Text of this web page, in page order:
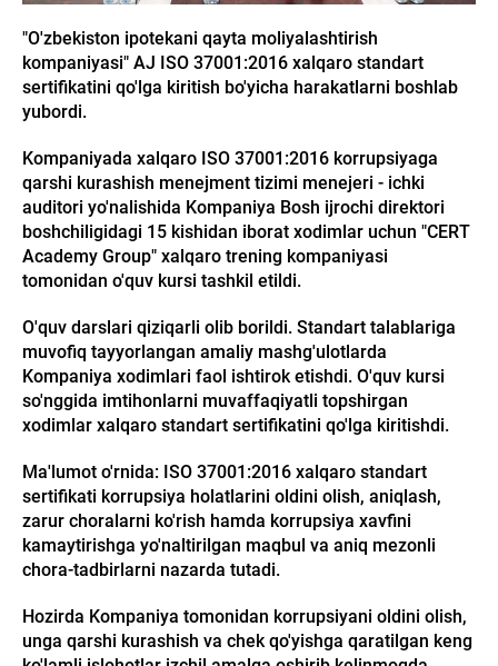
"O'zbekiston ipotekani qayta moliyalashtirish
kompaniyasi" AJ ISO 37001:2016 xalqaro standart
sertifikatini qo'lga kiritish bo'yicha harakatlarni boshlab
yubordi.
Kompaniyada xalqaro ISO 37001:2016 korrupsiyaga
qarshi kurashish menejment tizimi menejeri - ichki
auditori yo'nalishida Kompaniya Bosh ijrochi direktori
boshchiligidagi 15 kishidan iborat xodimlar uchun "CERT
Academy Group" xalqaro trening kompaniyasi
tomonidan o'quv kursi tashkil etildi.
O'quv darslari qiziqarli olib borildi. Standart talablariga
muvofiq tayyorlangan amaliy mashg'ulotlarda
Kompaniya xodimlari faol ishtirok etishdi. O'quv kursi
so'nggida imtihonlarni muvaffaqiyatli topshirgan
xodimlar xalqaro standart sertifikatini qo'lga kiritishdi.
Ma'lumot o'rnida: ISO 37001:2016 xalqaro standart
sertifikati korrupsiya holatlarini oldini olish, aniqlash,
zarur choralarni ko'rish hamda korrupsiya xavfini
kamaytirishga yo'naltirilgan maqbul va aniq mezonli
chora-tadbirlarni nazarda tutadi.
Hozirda Kompaniya tomonidan korrupsiyani oldini olish,
unga qarshi kurashish va chek qo'yishga qaratilgan keng